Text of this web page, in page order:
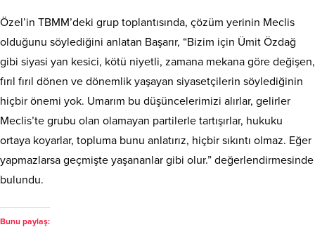
Özel’in TBMM’deki grup toplantısında, çözüm yerinin Meclis
olduğunu söylediğini anlatan Başarır, “Bizim için Ümit Özdağ
gibi siyasi yan kesici, kötü niyetli, zamana mekana göre değişen,
fırıl fırıl dönen ve dönemlik yaşayan siyasetçilerin söylediğinin
hiçbir önemi yok. Umarım bu düşüncelerimizi alırlar, gelirler
Meclis’te grubu olan olamayan partilerle tartışırlar, hukuku
ortaya koyarlar, topluma bunu anlatırız, hiçbir sıkıntı olmaz. Eğer
yapmazlarsa geçmişte yaşananlar gibi olur.” değerlendirmesinde
bulundu.
Bunu paylaş: